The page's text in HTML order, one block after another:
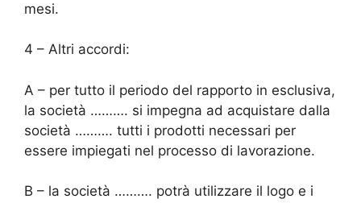
mesi.
4 – Altri accordi:
A – per tutto il periodo del rapporto in esclusiva,
la società ………. si impegna ad acquistare dalla
società ………. tutti i prodotti necessari per
essere impiegati nel processo di lavorazione.
B – la società ………. potrà utilizzare il logo e i